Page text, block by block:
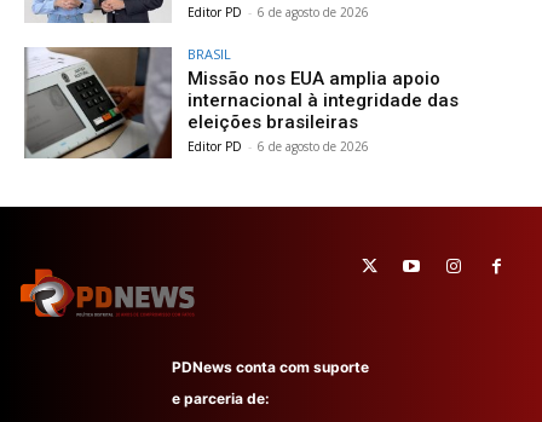
Editor PD - 6 de agosto de 2026
BRASIL
Missão nos EUA amplia apoio
internacional à integridade das
eleições brasileiras
Editor PD - 6 de agosto de 2026
PDNews conta com suporte
e parceria de: